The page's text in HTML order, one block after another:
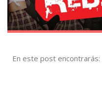
En este post encontrarás: